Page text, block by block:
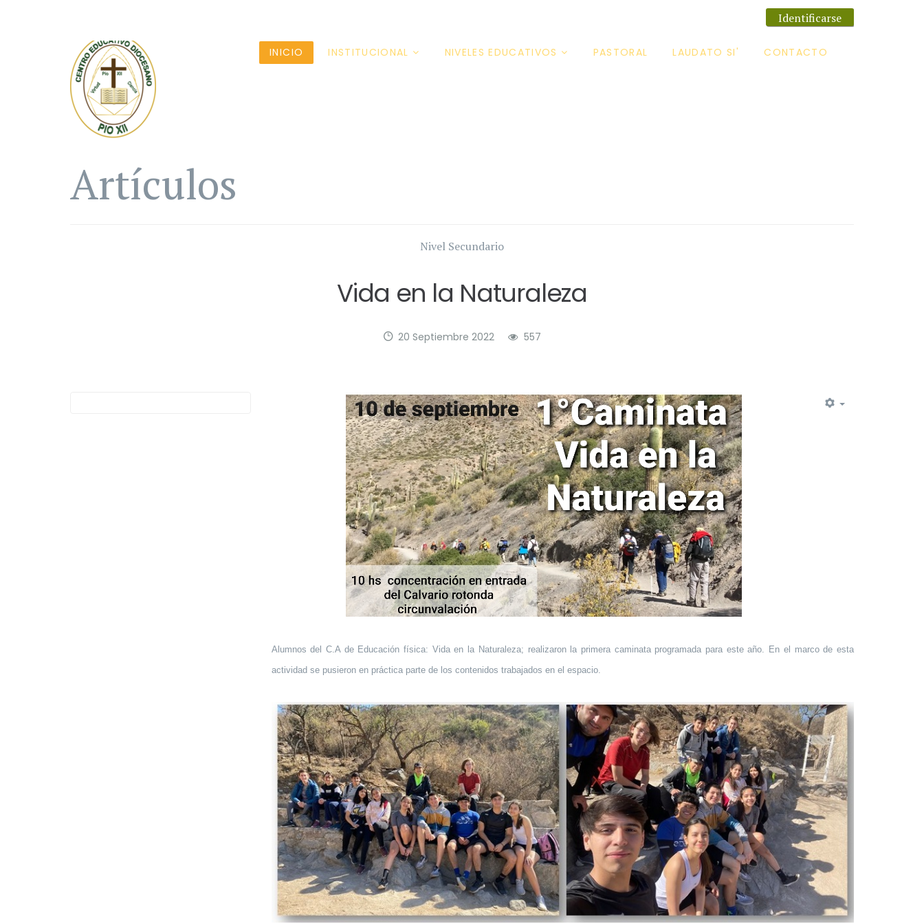
Identificarse
INICIO INSTITUCIONAL NIVELES EDUCATIVOS PASTORAL LAUDATO SI' CONTACTO
Artículos
Nivel Secundario
Vida en la Naturaleza
20 Septiembre 2022 557
Alumnos del C.A de Educación física: Vida en la Naturaleza; realizaron la primera caminata programada para este año. En el marco de esta
actividad se pusieron en práctica parte de los contenidos trabajados en el espacio.